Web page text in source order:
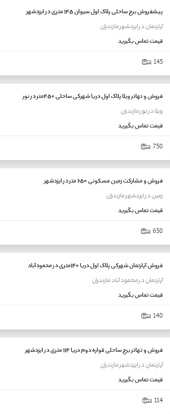
پیشفروش برج ساحلی پلاک اول سیوان ۱۴۵ متری در ایزدشهر
آپارتماندرایزدشهرمازندران
قیمتتماس بگیرید
145
فروش و تهاتر ویلا پلاک اول دریا شهرکی ساحلی ۴۵۰متر در نور
ویلادرنورمازندران
قیمتتماس بگیرید
750
فروش و مشارکت زمین مسکونی ۶۵۰ متر در ایزدشهر
زمیندرایزدشهرمازندران
قیمتتماس بگیرید
650
فروش آپارتمان شهرکی پلاک اول دریا ۱۴۰متری در محمودآباد
آپارتماندرمحمود آبادمازندران
قیمتتماس بگیرید
140
فروش و تهاتر برج ساحلی قواره دوم دریا ۱۱۴ متری در ایزدشهر
آپارتماندرایزدشهرمازندران
قیمتتماس بگیرید
114